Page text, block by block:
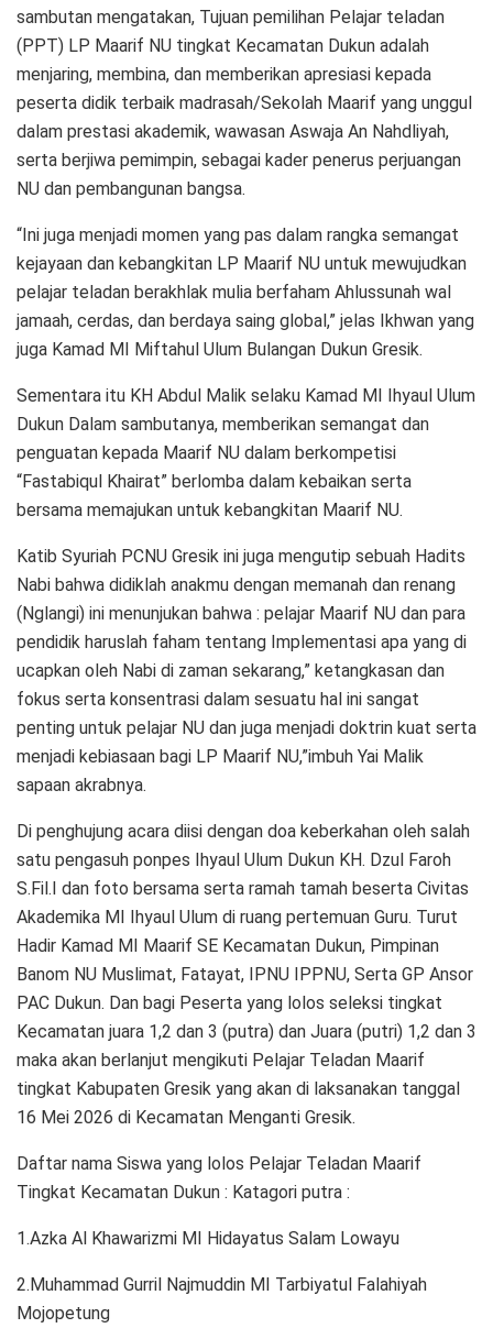
sambutan mengatakan, Tujuan pemilihan Pelajar teladan
(PPT) LP Maarif NU tingkat Kecamatan Dukun adalah
menjaring, membina, dan memberikan apresiasi kepada
peserta didik terbaik madrasah/Sekolah Maarif yang unggul
dalam prestasi akademik, wawasan Aswaja An Nahdliyah,
serta berjiwa pemimpin, sebagai kader penerus perjuangan
NU dan pembangunan bangsa.
“Ini juga menjadi momen yang pas dalam rangka semangat
kejayaan dan kebangkitan LP Maarif NU untuk mewujudkan
pelajar teladan berakhlak mulia berfaham Ahlussunah wal
jamaah, cerdas, dan berdaya saing global,” jelas Ikhwan yang
juga Kamad MI Miftahul Ulum Bulangan Dukun Gresik.
Sementara itu KH Abdul Malik selaku Kamad MI Ihyaul Ulum
Dukun Dalam sambutanya, memberikan semangat dan
penguatan kepada Maarif NU dalam berkompetisi
“Fastabiqul Khairat” berlomba dalam kebaikan serta
bersama memajukan untuk kebangkitan Maarif NU.
Katib Syuriah PCNU Gresik ini juga mengutip sebuah Hadits
Nabi bahwa didiklah anakmu dengan memanah dan renang
(Nglangi) ini menunjukan bahwa : pelajar Maarif NU dan para
pendidik haruslah faham tentang Implementasi apa yang di
ucapkan oleh Nabi di zaman sekarang,” ketangkasan dan
fokus serta konsentrasi dalam sesuatu hal ini sangat
penting untuk pelajar NU dan juga menjadi doktrin kuat serta
menjadi kebiasaan bagi LP Maarif NU,”imbuh Yai Malik
sapaan akrabnya.
Di penghujung acara diisi dengan doa keberkahan oleh salah
satu pengasuh ponpes Ihyaul Ulum Dukun KH. Dzul Faroh
S.Fil.I dan foto bersama serta ramah tamah beserta Civitas
Akademika MI Ihyaul Ulum di ruang pertemuan Guru. Turut
Hadir Kamad MI Maarif SE Kecamatan Dukun, Pimpinan
Banom NU Muslimat, Fatayat, IPNU IPPNU, Serta GP Ansor
PAC Dukun. Dan bagi Peserta yang lolos seleksi tingkat
Kecamatan juara 1,2 dan 3 (putra) dan Juara (putri) 1,2 dan 3
maka akan berlanjut mengikuti Pelajar Teladan Maarif
tingkat Kabupaten Gresik yang akan di laksanakan tanggal
16 Mei 2026 di Kecamatan Menganti Gresik.
Daftar nama Siswa yang lolos Pelajar Teladan Maarif
Tingkat Kecamatan Dukun : Katagori putra :
1.Azka Al Khawarizmi MI Hidayatus Salam Lowayu
2.Muhammad Gurril Najmuddin MI Tarbiyatul Falahiyah
Mojopetung